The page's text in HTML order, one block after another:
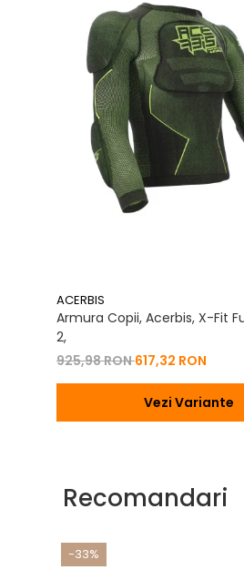
ACERBIS
Armura Copii, Acerbis, X-Fit
2,
925,98 RON617,32 RON
Vezi Variante
Recomandari
-33%